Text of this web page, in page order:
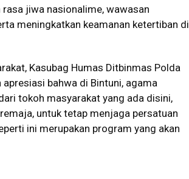
jiwa nasionalime, wawasan
meningkatkan keamanan ketertiban di
Kasubag Humas Ditbinmas Polda
bahwa di Bintuni, agama
tokoh masyarakat yang ada disini,
untuk tetap menjaga persatuan
ini merupakan program yang akan